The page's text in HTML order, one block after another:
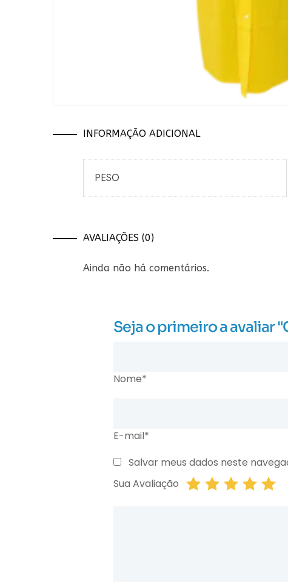
INFORMAÇÃO ADICIONAL
PESO
AVALIAÇÕES (0)
Ainda não há comentários.
Seja o primeiro a avaliar
Nome*
E-mail*
Salvar meus dados neste
Sua Avaliação